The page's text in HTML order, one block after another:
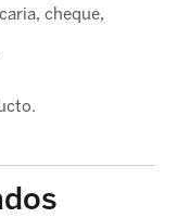
cheque,